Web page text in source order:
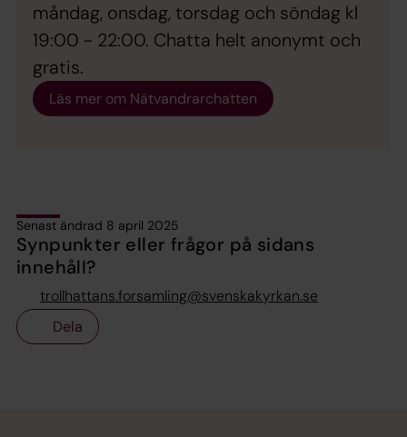
måndag, onsdag, torsdag och söndag kl
19:00 - 22:00. Chatta helt anonymt och
gratis.
Läs mer om Nätvandrarchatten
Senast ändrad 8 april 2025
Synpunkter eller frågor på sidans
innehåll?
trollhattans.forsamling@svenskakyrkan.se
Dela